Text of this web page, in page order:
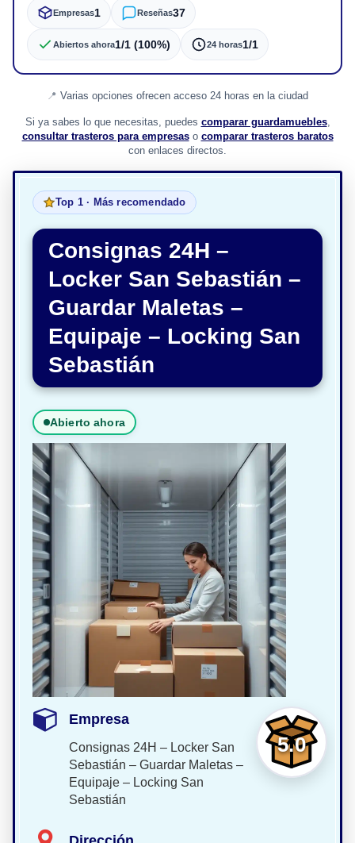
Empresas1 Reseñas37
Abiertos ahora1/1 (100%) 24 horas1/1
Varias opciones ofrecen acceso 24 horas en la ciudad
Si ya sabes lo que necesitas, puedes comparar guardamuebles,
consultar trasteros para empresaso comparar trasteros baratos
con enlaces directos.
Top 1 · Más recomendado
Consignas 24H –
Locker San Sebastián –
Guardar Maletas –
Equipaje – Locking San
Sebastián
Abierto ahora
5.0
Empresa
Consignas 24H – Locker San
Sebastián – Guardar Maletas –
Equipaje – Locking San
Sebastián